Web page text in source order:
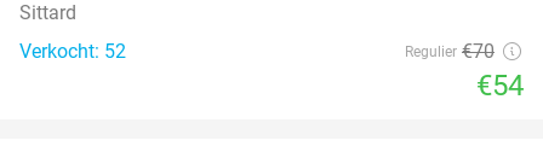
Sittard
Verkocht: 52
Regulier €70
€54